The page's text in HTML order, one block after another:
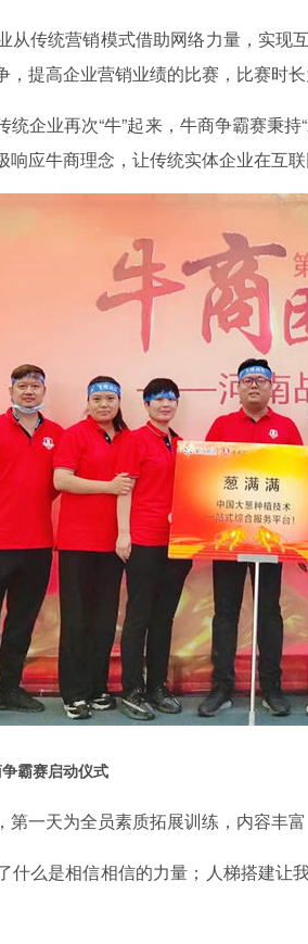
从传统营销模式借助网络力量，实现
提高企业营销业绩的比赛，比赛时长
企业再次“牛”起来，牛商争霸赛秉
应牛商理念，让传统实体企业在互联
霸赛启动仪式
一天为全员素质拓展训练，内容丰富
什么是相信相信的力量；人梯搭建让